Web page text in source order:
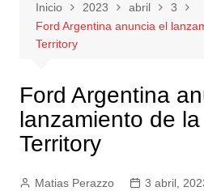
Inicio 2023 abril
3
Ford Argentina anuncia el
Territory
Ford Argentina
lanzamiento de
Territory
Matias Perazzo
3 abril,